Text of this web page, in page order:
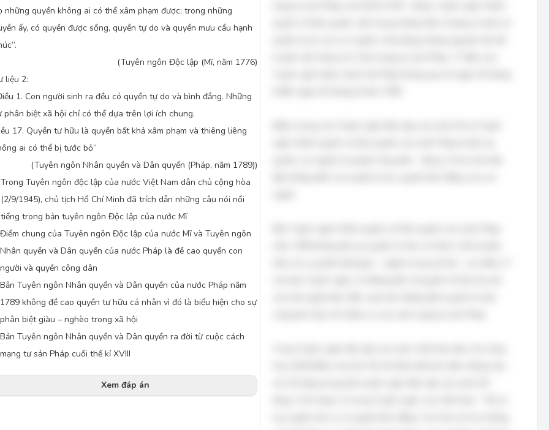
những quyền không ai có thể xâm phạm được; trong những
ấy, có quyền được sống, quyền tự do và quyền mưu cầu hạnh
(Tuyên ngôn Độc lập (Mĩ, năm 1776)
liệu 2:
1. Con người sinh ra đều có quyền tự do và bình đẳng. Những
phân biệt xã hội chỉ có thể dựa trên lợi ích chung.
17. Quyền tư hữu là quyền bất khả xâm phạm và thiêng liêng
ai có thể bị tước bỏ”
(Tuyên ngôn Nhân quyền và Dân quyền (Pháp, năm 1789))
Trong Tuyên ngôn độc lập của nước Việt Nam dân chủ cộng hòa
(2/9/1945), chủ tịch Hồ Chí Minh đã trích dẫn những câu nói nổi
tiếng trong bản tuyên ngôn Độc lập của nước Mĩ
Điểm chung của Tuyên ngôn Độc lập của nước Mĩ và Tuyên ngôn
Nhân quyền và Dân quyền của nước Pháp là đề cao quyền con
người và quyền công dân
Bản Tuyên ngôn Nhân quyền và Dân quyền của nước Pháp năm
1789 không đề cao quyền tư hữu cá nhân vì đó là biểu hiện cho sự
phân biệt giàu – nghèo trong xã hội
Bản Tuyên ngôn Nhân quyền và Dân quyền ra đời từ cuộc cách
mạng tư sản Pháp cuối thế kỉ XVIII
Xem đáp án